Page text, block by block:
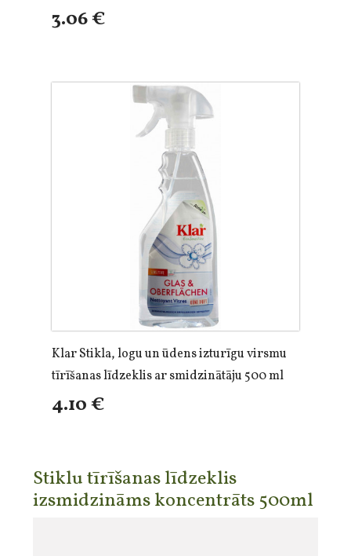
3.06 €
Klar Stikla, logu un ūdens izturīgu virsmu
tīrīšanas līdzeklis ar smidzinātāju 500 ml
4.10 €
Stiklu tīrīšanas līdzeklis
izsmidzināms koncentrāts 500ml